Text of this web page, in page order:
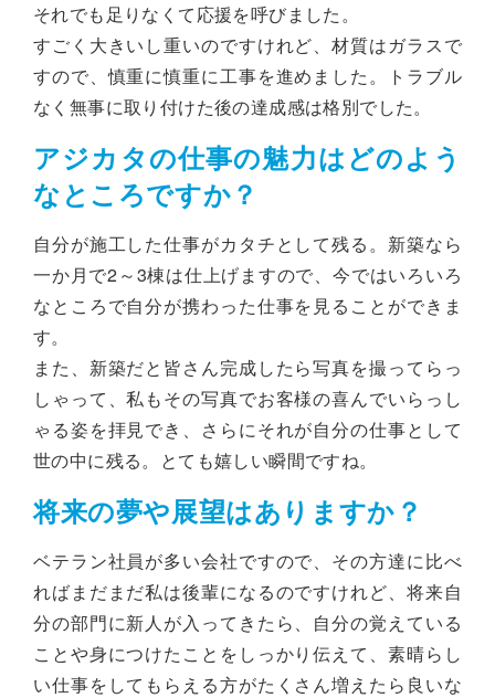
それでも足りなくて応援を呼びました。
すごく大きいし重いのですけれど、材質はガラスで
すので、慎重に慎重に工事を進めました。トラブル
なく無事に取り付けた後の達成感は格別でした。
アジカタの仕事の魅力はどのよう
なところですか？
自分が施工した仕事がカタチとして残る。新築なら
一か月で2～3棟は仕上げますので、今ではいろいろ
なところで自分が携わった仕事を見ることができま
す。
また、新築だと皆さん完成したら写真を撮ってらっ
しゃって、私もその写真でお客様の喜んでいらっし
ゃる姿を拝見でき、さらにそれが自分の仕事として
世の中に残る。とても嬉しい瞬間ですね。
将来の夢や展望はありますか？
ベテラン社員が多い会社ですので、その方達に比べ
ればまだまだ私は後輩になるのですけれど、将来自
分の部門に新人が入ってきたら、自分の覚えている
ことや身につけたことをしっかり伝えて、素晴らし
い仕事をしてもらえる方がたくさん増えたら良いな